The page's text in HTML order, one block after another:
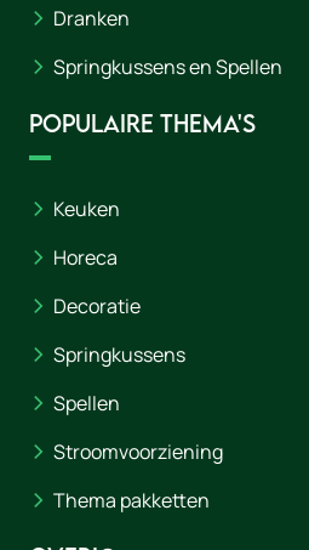
Dranken
Springkussens en Spellen
Populaire thema's
Keuken
Horeca
Decoratie
Springkussens
Spellen
Stroomvoorziening
Thema pakketten